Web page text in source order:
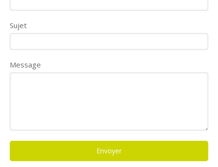
Sujet
Message
Envoyer